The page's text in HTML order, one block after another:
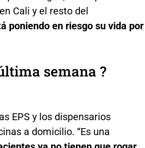
Cali y el resto del
poniendo en riesgo su vida por
semana ?
EPS y los dispensarios
a domicilio. “Es una